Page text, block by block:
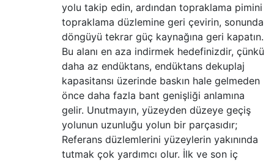
yolu takip edin, ardından topraklama pimini
topraklama düzlemine geri çevirin, sonunda
döngüyü tekrar güç kaynağına geri kapatın.
Bu alanı en aza indirmek hedefinizdir, çünkü
daha az endüktans, endüktans dekuplaj
kapasitansı üzerinde baskın hale gelmeden
önce daha fazla bant genişliği anlamına
gelir. Unutmayın, yüzeyden düzeye geçiş
yolunun uzunluğu yolun bir parçasıdır;
Referans düzlemlerini yüzeylerin yakınında
tutmak çok yardımcı olur. İlk ve son iç